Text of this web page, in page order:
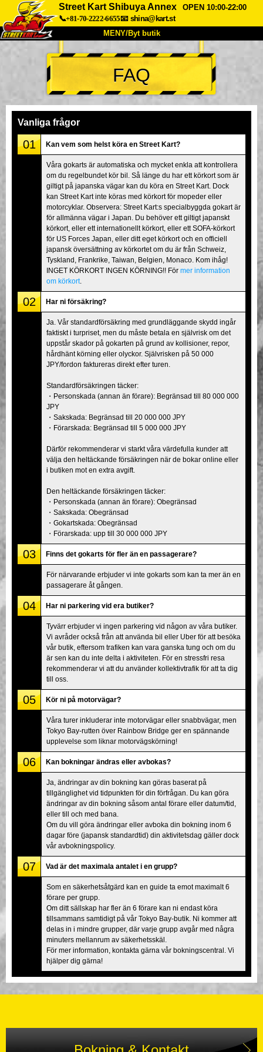
Street Kart Shibuya Annex
OPEN 10:00-22:00
📞+81-70-2222-6655📧 shina@kart.st
MENY/Byt butik
HEM
Om oss Specifikationer Pris
Företag
Tokyo Shinagawa Tokyo Akihabara#1
Tokyo Akihabara#2 Tokyo Shibuya
Tokyo Shibuya Annex Tokyo Bay
Tokyo Asakusa Osaka
Okinawa
FAQ
Vanliga frågor
01 Kan vem som helst köra en Street Kart?
Våra gokarts är automatiska och mycket enkla att kontrollera
om du regelbundet kör bil. Så länge du har ett körkort som är
giltigt på japanska vägar kan du köra en Street Kart. Dock
kan Street Kart inte köras med körkort för mopeder eller
motorcyklar. Observera: Street Kart:s specialbyggda gokart är
för allmänna vägar i Japan. Du behöver ett giltigt japanskt
körkort, eller ett internationellt körkort, eller ett SOFA-körkort
för US Forces Japan, eller ditt eget körkort och en officiell
japansk översättning av körkortet om du är från Schweiz,
Tyskland, Frankrike, Taiwan, Belgien, Monaco. Kom ihåg!
INGET KÖRKORT INGEN KÖRNING!! För mer information
om körkort.
02 Har ni försäkring?
Ja. Vår standardförsäkring med grundläggande skydd ingår
faktiskt i turpriset, men du måste betala en självrisk om det
uppstår skador på gokarten på grund av kollisioner, repor,
hårdhänt körning eller olyckor. Självrisken på 50 000
JPY/fordon faktureras direkt efter turen.
Standardförsäkringen täcker:
・Personskada (annan än förare): Begränsad till 80 000 000
JPY
・Sakskada: Begränsad till 20 000 000 JPY
・Förarskada: Begränsad till 5 000 000 JPY
Därför rekommenderar vi starkt våra värdefulla kunder att
välja den heltäckande försäkringen när de bokar online eller
i butiken mot en extra avgift.
Den heltäckande försäkringen täcker:
・Personskada (annan än förare): Obegränsad
・Sakskada: Obegränsad
・Gokartskada: Obegränsad
・Förarskada: upp till 30 000 000 JPY
03 Finns det gokarts för fler än en passagerare?
För närvarande erbjuder vi inte gokarts som kan ta mer än en
passagerare åt gången.
04 Har ni parkering vid era butiker?
Tyvärr erbjuder vi ingen parkering vid någon av våra butiker.
Vi avråder också från att använda bil eller Uber för att besöka
vår butik, eftersom trafiken kan vara ganska tung och om du
är sen kan du inte delta i aktiviteten. För en stressfri resa
rekommenderar vi att du använder kollektivtrafik för att ta dig
till oss.
05 Kör ni på motorvägar?
Våra turer inkluderar inte motorvägar eller snabbvägar, men
Tokyo Bay-rutten över Rainbow Bridge ger en spännande
upplevelse som liknar motorvägskörning!
06 Kan bokningar ändras eller avbokas?
Ja, ändringar av din bokning kan göras baserat på
tillgänglighet vid tidpunkten för din förfrågan. Du kan göra
ändringar av din bokning såsom antal förare eller datum/tid,
eller till och med bana.
Om du vill göra ändringar eller avboka din bokning inom 6
dagar före (japansk standardtid) din aktivitetsdag gäller dock
vår avbokningspolicy.
07 Vad är det maximala antalet i en grupp?
Som en säkerhetsåtgärd kan en guide ta emot maximalt 6
förare per grupp.
Om ditt sällskap har fler än 6 förare kan ni endast köra
tillsammans samtidigt på vår Tokyo Bay-butik. Ni kommer att
delas in i mindre grupper, där varje grupp avgår med några
minuters mellanrum av säkerhetsskäl.
För mer information, kontakta gärna vår bokningscentral. Vi
hjälper dig gärna!